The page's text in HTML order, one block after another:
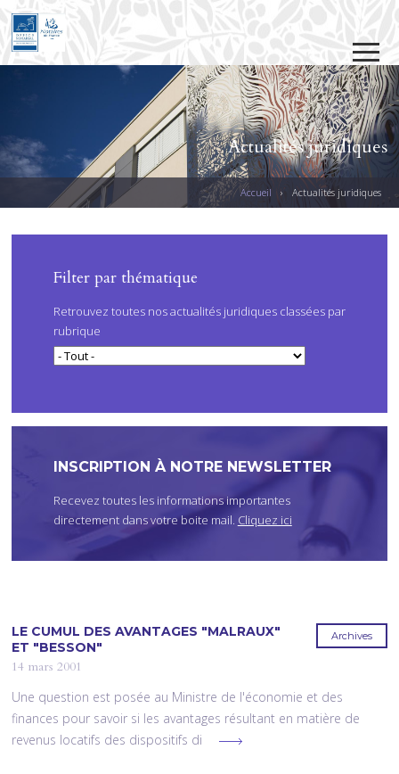
Actualités juridiques
C
Accueil › Actualités juridiques
Filter par thématique
Retrouvez toutes nos actualités juridiques classées par
rubrique
INSCRIPTION À NOTRE NEWSLETTER
Recevez toutes les informations importantes
directement dans votre boite mail. Cliquez ici
Archives
LE CUMUL DES AVANTAGES "MALRAUX"
ET "BESSON"
14 mars 2001
Une question est posée au Ministre de l'économie et des
finances pour savoir si les avantages résultant en matière de
revenus locatifs des dispositifs di
PAGES